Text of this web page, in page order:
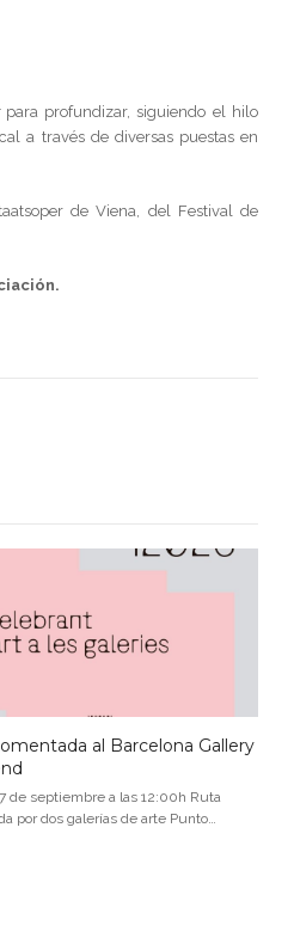
para profundizar, siguiendo el hilo
a través de diversas puestas en
de Viena, del Festival de
al Barcelona Gallery
de septiembre a las 12:00h Ruta
por dos galerías de arte Punto…